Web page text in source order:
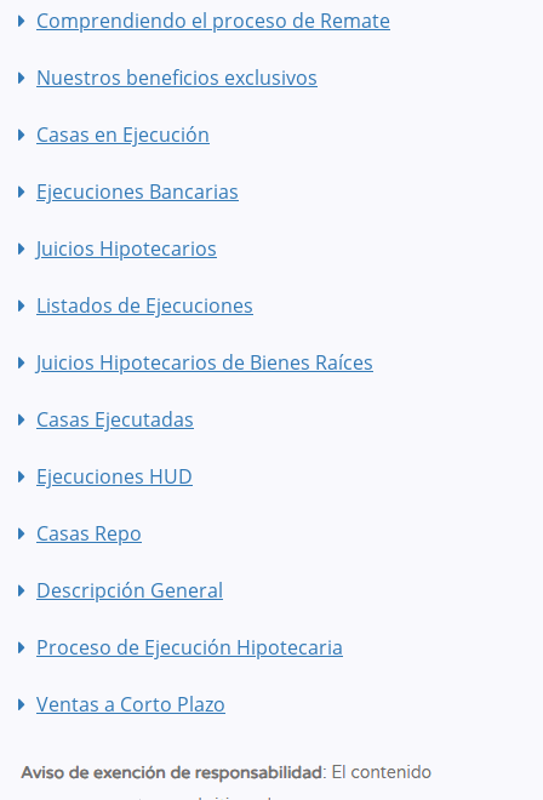
Comprendiendo el proceso de Remate
Nuestros beneficios exclusivos
Casas en Ejecución
Ejecuciones Bancarias
Juicios Hipotecarios
Listados de Ejecuciones
Juicios Hipotecarios de Bienes Raíces
Casas Ejecutadas
Ejecuciones HUD
Casas Repo
Descripción General
Proceso de Ejecución Hipotecaria
Ventas a Corto Plazo